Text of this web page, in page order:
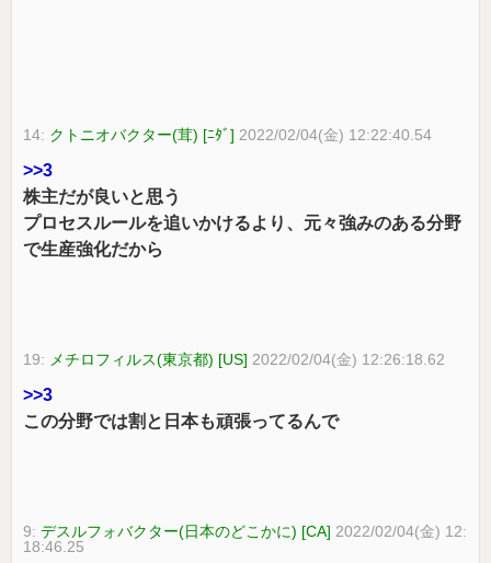
14: クトニオバクター(茸) [ﾆﾀﾞ] 2022/02/04(金) 12:22:40.54
>>3
株主だが良いと思う
プロセスルールを追いかけるより、元々強みのある分野
で生産強化だから
19: メチロフィルス(東京都) [US] 2022/02/04(金) 12:26:18.62
>>3
この分野では割と日本も頑張ってるんで
9:デスルフォバクター(日本のどこかに) [CA] 2022/02/04(金) 12:
18:46.25